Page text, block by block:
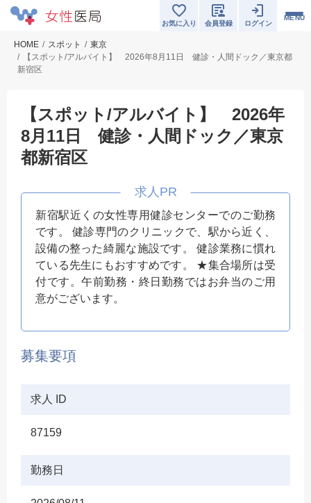
MENU
お気に入り 会員登録 ログイン
HOME スポット
東京
【スポット/アルバイト】 2026年8月11日 健診・人間ドック／東京都
新宿区
【スポット/アルバイト】 2026年
8月11日 健診・人間ドック／東京
都新宿区
新宿駅近くの女性専用健診センターでのご勤務
です。 健診専門のクリニックで、駅から近く、
設備の整った綺麗な施設です。 健診業務に慣れ
ている先生にもおすすめです。 ★集合場所は受
付です。午前勤務・終日勤務ではお弁当のご用
意がございます。
募集要項
求人 ID
87159
勤務日